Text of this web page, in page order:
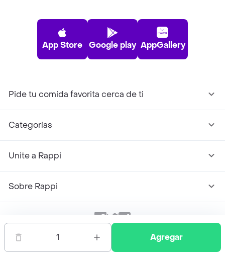
1 Agregar
App Store Google play AppGallery
Pide tu comida favorita cerca de ti
Categorías
Unite a Rappi
Sobre Rappi
Facebook
TwitterInstagram
2026 Rappi Inc. All rights reserved.